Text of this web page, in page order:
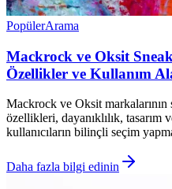
PopülerArama
Mackrock ve Oksit
Özellikler ve Kullanım
Mackrock ve Oksit
özellikleri, dayanıklılık, tasarım
kullanıcıların bilinçli seçim
Daha fazla bilgi edinin